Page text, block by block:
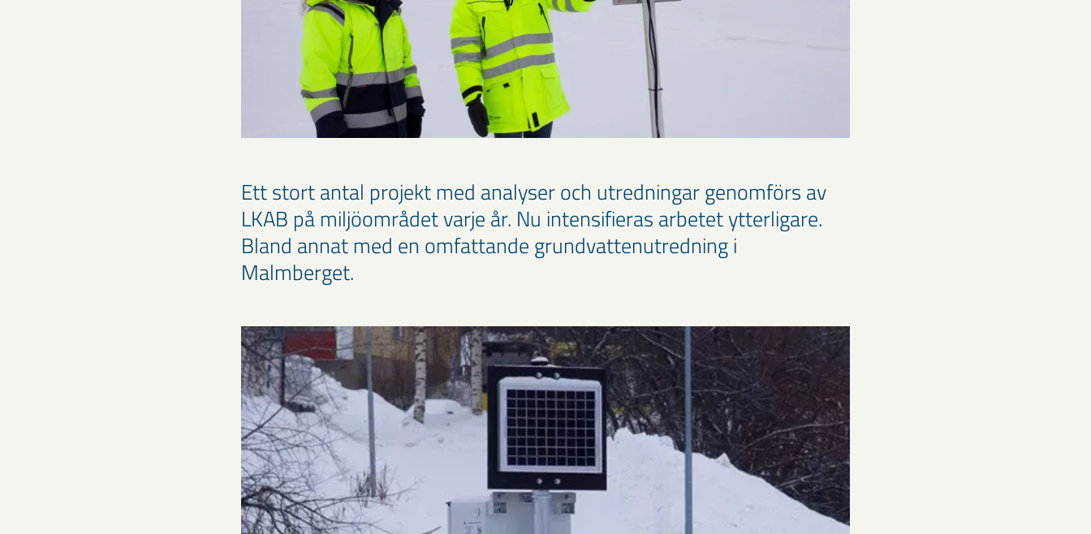
Ett stort antal projekt med analyser och utredningar genomförs av
LKAB på miljöområdet varje år. Nu intensifieras arbetet ytterligare.
Bland annat med en omfattande grundvattenutredning i
Malmberget.